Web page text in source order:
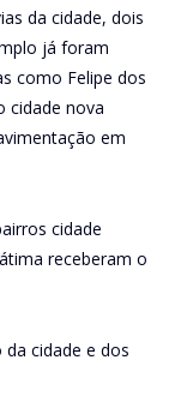
da cidade, dois
já foram
como Felipe dos
cidade nova
em
cidade
receberam o
da cidade e dos